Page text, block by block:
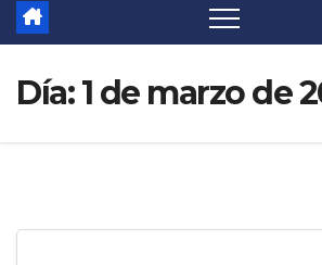
Día:1 de marzo de